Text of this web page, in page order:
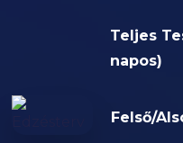
Teljes
napos)
Felső/